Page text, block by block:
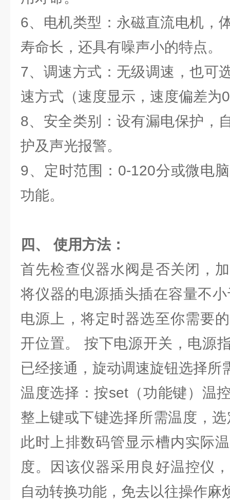
6、电机类型：永磁直流电机，
寿命长，还具有噪声小的特点。
7、调速方式：无级调速，也可
速方式（速度显示，速度偏差为
8、安全类别：设有漏电保护，
护及声光报警。
9、定时范围：0-120分或微电
功能。
四、 使用方法：
首先检查仪器水阀是否关闭，
将仪器的电源插头插在容量不
电源上，将定时器选至你需要
开位置。 按下电源开关，电源
已经接通，旋动调速旋钮选择所
温度选择：按set（功能键）温
整上键或下键选择所需温度，
此时上排数码管显示槽内实际
度。因该仪器采用良好温控仪
自动转换功能，免去以往操作麻